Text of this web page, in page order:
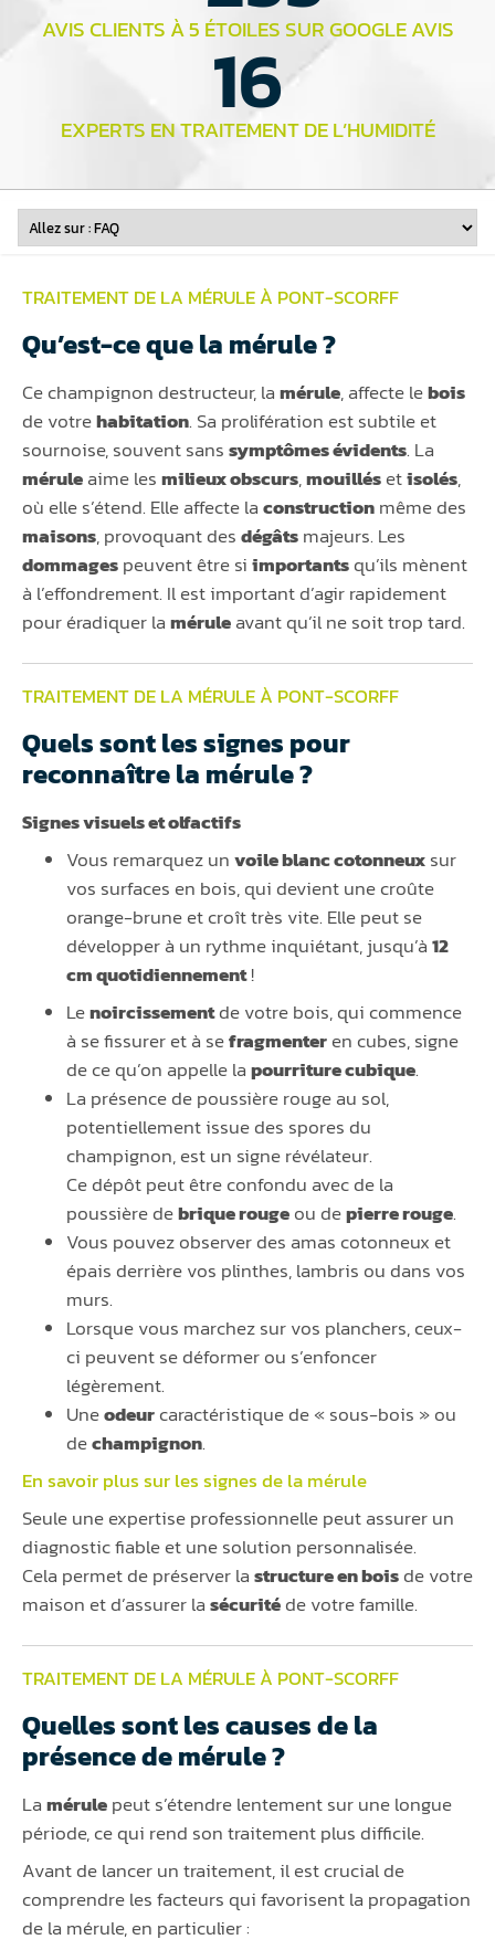
AVIS CLIENTS À 5 ÉTOILES SUR GOOGLE AVIS
EXPERTS EN TRAITEMENT DE L’HUMIDITÉ
16
TRAITEMENT DE LA MÉRULE À PONT-SCORFF
Qu’est-ce que la mérule ?
Ce champignon destructeur, lamérule, affecte lebois
de votrehabitation. Sa prolifération est subtile et
sournoise, souvent sanssymptômes évidents. La
méruleaime lesmilieux obscurs,mouillésetisolés,
où elle s’étend. Elle affecte laconstructionmême des
maisons, provoquant desdégâtsmajeurs. Les
dommagespeuvent être siimportantsqu’ils mènent
à l’effondrement. Il est important d’agir rapidement
pour éradiquer laméruleavant qu’il ne soit trop tard.
TRAITEMENT DE LA MÉRULE À PONT-SCORFF
Quels sont les signes pour
reconnaître la mérule ?
Signes visuels et olfactifs
Vous remarquez unvoile blanc cotonneuxsur
vos surfaces en bois, qui devient une croûte
orange-brune et croît très vite. Elle peut se
développer à un rythme inquiétant, jusqu’à12
cm quotidiennement!
Lenoircissementde votre bois, qui commence
à se fissurer et à sefragmenteren cubes, signe
de ce qu’on appelle lapourriture cubique.
La présence de poussière rouge au sol,
potentiellement issue des spores du
champignon, est un signe révélateur.
Ce dépôt peut être confondu avec de la
poussière debrique rougeou depierre rouge.
Vous pouvez observer des amas cotonneux et
épais derrière vos plinthes, lambris ou dans vos
murs.
Lorsque vous marchez sur vos planchers, ceux-
ci peuvent se déformer ou s’enfoncer
légèrement.
Uneodeurcaractéristique de « sous-bois » ou
dechampignon.
En savoir plus sur les signes de lamérule
Seule une expertise professionnelle peut assurer un
diagnostic fiable et une solution personnalisée.
Cela permet de préserver lastructure en boisde votre
maison et d’assurer lasécuritéde votre famille.
TRAITEMENT DE LA MÉRULE À PONT-SCORFF
Quelles sont les causes de la
présence de mérule ?
Lamérulepeut s’étendre lentement sur une longue
période, ce qui rend son traitement plus difficile.
Avant de lancer un traitement, il est crucial de
comprendre les facteurs qui favorisent la propagation
de la mérule, en particulier :